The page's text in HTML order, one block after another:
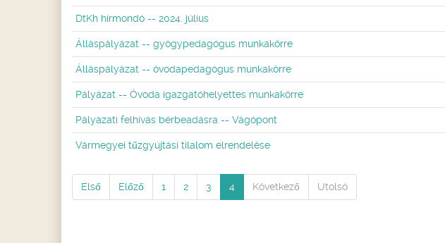
DtKh hírmondó -- 2024. július
Álláspályázat -- gyógypedagógus munkakörre
Álláspályázat -- óvodapedagógus munkakörre
Pályázat -- Óvoda igazgatóhelyettes munkakörre
Pályázati felhívás bérbeadásra -- Vágópont
Vármegyei tűzgyújtási tilalom elrendelése
Első Előző 1 2 3 4 Következő Utolsó